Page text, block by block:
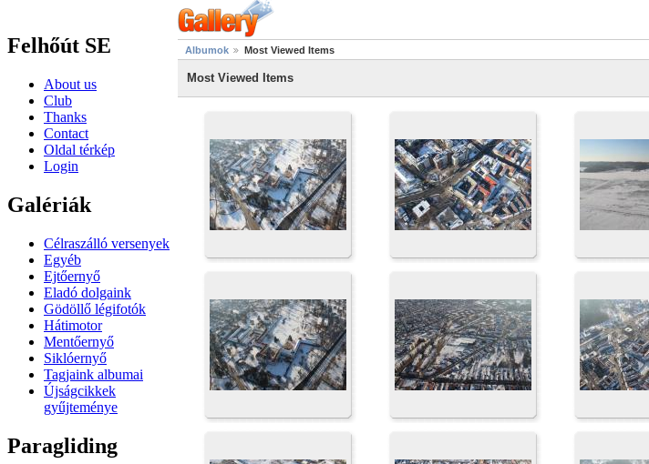
Felhőút SE
About us
Club
Thanks
Contact
Oldal térkép
Login
Galériák
Célraszálló versenyek
Egyéb
Ejtőernyő
Eladó dolgaink
Gödöllő légifotók
Hátimotor
Mentőernyő
Siklóernyő
Tagjaink albumai
Újságcikkek
gyűjteménye
Paragliding
Albumok Most Viewed Items
Most Viewed Items